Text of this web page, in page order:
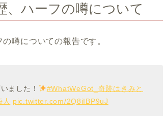
、ハーフの噂について
噂についての報告です。
ました！
#WhatWeGot_奇跡はきみと
人 pic.twitter.com/2Q8iIBP9uJ